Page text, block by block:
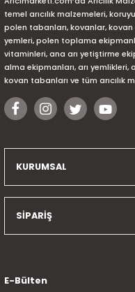
temel arıcılık malzemeleri,
polen tabanları, kovanlar, kovan
yemleri, polen toplama
vitaminleri, ana arı yetiştirme
alma ekipmanları, arı yemlikleri,
kovan tabanları ve tüm arıcılık
KURUMSAL
SİPARİŞ
E-Bülten